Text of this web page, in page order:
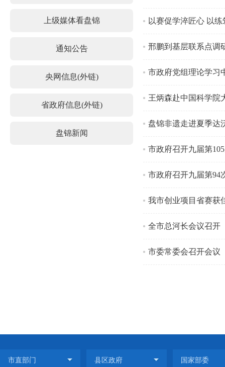
上级媒体看盘锦
通知公告
央网信息(外链)
省政府信息(外链)
盘锦新闻
以赛促学淬匠心 以
邢鹏到基层联系点调
市政府党组理论学习
王炳森赴中国科学院
盘锦非遗走进夏季达
市政府召开九届第
市政府召开九届第94
我市创业项目省赛获
全市总河长会议召开
市委常委会召开会议